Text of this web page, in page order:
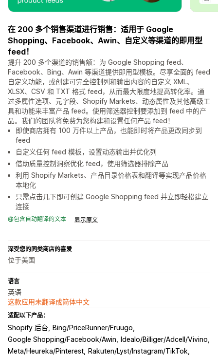
在 200 多个销售渠道进行销售：适用于 Google
Shopping、Facebook、Awin、自定义等渠道的即用型
feed！
提升 200 多个渠道的销售额：为 Google Shopping feed、
Facebook、Bing、Awin 等渠道提供即用型模板。尽享全面的 feed
自定义功能，或创建可完全控制列和输出内容的自定义 XML、
XLSX、CSV 和 TXT 格式 feed，从而最大限度地提高转化率。通
过多属性选项、元字段、Shopify Markets、动态属性及其他高级工
具和功能来丰富产品 feed。使用筛选器控制要添加到 feed 中的产
品。我们的团队将免费为您构建和设置任何产品 feed！
即使商店拥有 100 万件以上产品，也能即时将产品更改同步到
feed
自定义任何 feed 模板，设置动态输出并优化列
借助质量控制洞察优化 feed，使用筛选器排除产品
利用 Shopify Markets、产品目录价格表和翻译等实现产品价格
本地化
只需点击几下即可创建 Google Shopping feed 并立即轻松建立
连接
包含自动翻译的文本 显示原文
深受您的同类商店的喜爱
位于美国
语言
英语
这款应用未翻译成简体中文
适配以下产品：
Shopify 后台
Bing/PriceRunner/Fruugo
Google Shopping/Facebook/Awin
Idealo/Billiger/Adcell/Vivino
Meta/Heureka/Pinterest
Rakuten/Lyst/Instagram/TikTok